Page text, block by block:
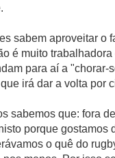
sabem aproveitar o
é muito
para aí a "chorar-
irá dar a volta por
sabemos que: fora
porque gostamos
o quê do